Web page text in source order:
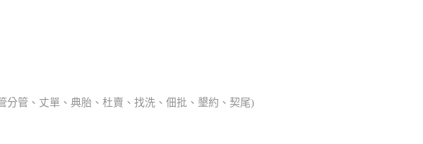
分管、丈單、典胎、杜賣、找洗、佃批、墾約、契尾)